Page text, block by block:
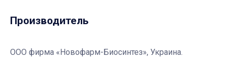
Производитель
ООО фирма «Новофарм-Биосинтез», Украина.